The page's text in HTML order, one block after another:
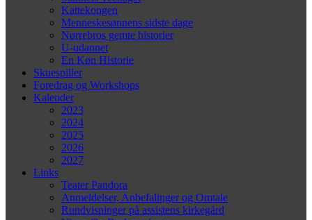
Kattekongen
Menneskesønnens sidste dage
Nørrebros gemte historier
U-udannet
En Køn Historie
Skuespiller
Foredrag og Workshops
Kalender
2023
2024
2025
2026
2027
Links
Teater Pandora
Anmeldelser, Anbefalinger og Omtale
Rundvisninger på assistens kirkegård